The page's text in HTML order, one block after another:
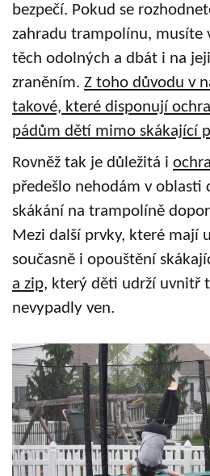
bezpečí. Pokud se
zahradu trampolínu, musíte
těch odolných a dbát i na
zraněním. Z toho důvodu v
takové, které disponují
pádům dětí mimo skákající
Rovněž tak je důležitá i
předešlo nehodám v oblasti
skákání na trampolíně
Mezi další prvky, které mají
současně i opouštění
a zip, který děti udrží uvnitř
nevypadly ven.